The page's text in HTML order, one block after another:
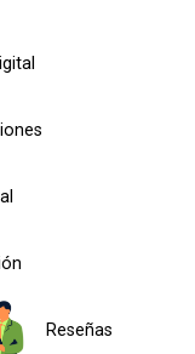
Reseñas